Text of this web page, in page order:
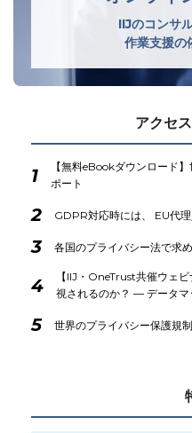
IIJのコンサ
作業支援の
アクセ
1
【無料eBookダウンロード
ポート
2 GDPR対応時には、 EU代
3 各国のプライバシー法で求
4
【IIJ・OneTrust共催ウェ
視されるのか？ ― データマ
5 世界のプライバシー保護規